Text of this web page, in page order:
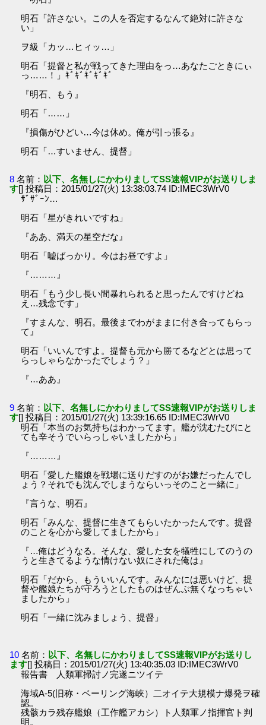
明石「許さない。この人を否定するなんて絶対に許さな
い」
ヲ級「カッ…ヒィッ…」
明石「提督と私が戦ってきた理由をっ…あなたごときにぃ
っ……！」ｷﾞｷﾞｷﾞｷﾞｷﾞ
『明石、もう』
明石「……」
『損傷がひどい…今は休め。俺が引っ張る』
明石「…すいません、提督」
8 名前： 以下、名無しにかわりましてSS速報VIPがお送りしま
す[] 投稿日：2015/01/27(火) 13:38:03.74 ID:IMEC3WrV0
ｻﾞｻﾞｰﾝ…
明石「星がきれいですね」
『ああ、満天の星空だな』
明石「嘘ばっかり。今はお昼ですよ」
『………』
明石「もう少し長い間暴れられると思ったんですけどね
え…残念です」
『すまんな、明石。最後までわがままに付き合ってもらっ
て』
明石「いいんですよ。提督も元から勝てるなどとは思って
らっしゃらなかったでしょう？」
『…ああ』
9 名前： 以下、名無しにかわりましてSS速報VIPがお送りしま
す[] 投稿日：2015/01/27(火) 13:39:16.65 ID:IMEC3WrV0
明石「本当のお気持ちはわかってます。艦が沈むたびにと
ても辛そうでいらっしゃいましたから」
『………』
明石「愛した艦娘を戦場に送りだすのがお嫌だったんでし
ょう？それでも沈んでしまうならいっそのこと一緒に」
『言うな、明石』
明石「みんな、提督に生きてもらいたかったんです。提督
のことを心から愛してましたから」
『…俺はどうなる。そんな、愛した女を犠牲にしてのうの
うと生きてるような情けない奴にされた俺は』
明石「だから、もういいんです。みんなには悪いけど、提
督や艦娘たちが守ろうとしたものはぜんぶ無くなっちゃい
ましたから」
明石「一緒に沈みましょう、提督」
10 名前： 以下、名無しにかわりましてSS速報VIPがお送りし
ます[] 投稿日：2015/01/27(火) 13:40:35.03 ID:IMEC3WrV0
報告書 人類軍掃討ノ完遂ニツイテ
海域A-5(旧称・ベーリング海峡）二オイテ大規模ナ爆発ヲ確
認。
残骸カラ残存艦娘（工作艦アカシ）ト人類軍ノ指揮官ト判
明。